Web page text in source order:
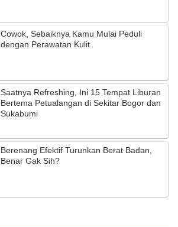
Cowok, Sebaiknya Kamu Mulai Peduli
dengan Perawatan Kulit
Saatnya Refreshing, Ini 15 Tempat Liburan
Bertema Petualangan di Sekitar Bogor dan
Sukabumi
Berenang Efektif Turunkan Berat Badan,
Benar Gak Sih?